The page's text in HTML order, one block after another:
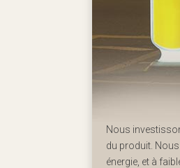
Nous
du produit.
énergie, et à